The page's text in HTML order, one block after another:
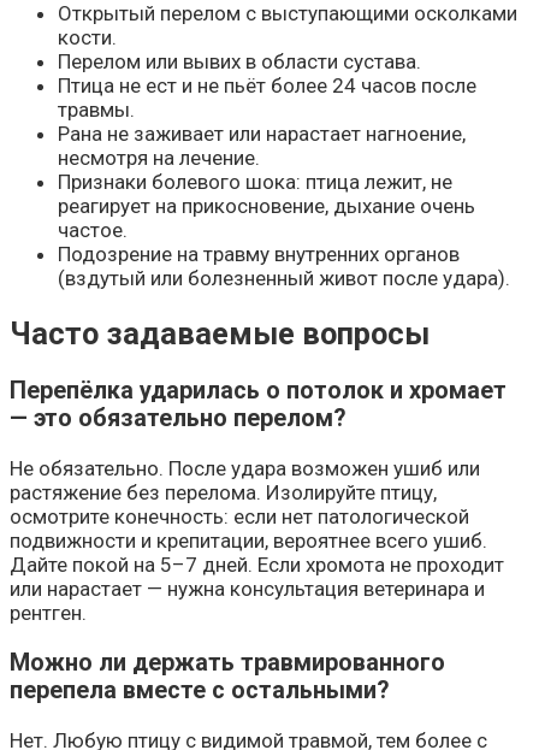
Открытый перелом с выступающими осколками
кости.
Перелом или вывих в области сустава.
Птица не ест и не пьёт более 24 часов после
травмы.
Рана не заживает или нарастает нагноение,
несмотря на лечение.
Признаки болевого шока: птица лежит, не
реагирует на прикосновение, дыхание очень
частое.
Подозрение на травму внутренних органов
(вздутый или болезненный живот после удара).
Часто задаваемые вопросы
Перепёлка ударилась о потолок и хромает
— это обязательно перелом?
Не обязательно. После удара возможен ушиб или
растяжение без перелома. Изолируйте птицу,
осмотрите конечность: если нет патологической
подвижности и крепитации, вероятнее всего ушиб.
Дайте покой на 5–7 дней. Если хромота не проходит
или нарастает — нужна консультация ветеринара и
рентген.
Можно ли держать травмированного
перепела вместе с остальными?
Нет. Любую птицу с видимой травмой, тем более с